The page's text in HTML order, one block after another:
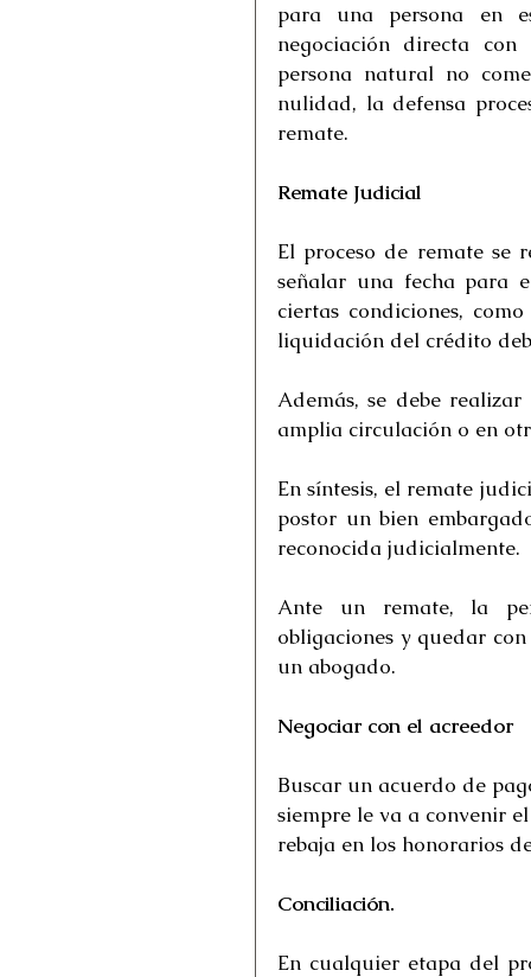
para una persona en
negociación directa
persona natural no
nulidad, la defensa
remate.
Remate Judicial
El proceso de remate se
señalar una fecha para
ciertas condiciones,
liquidación del crédito
Además, se debe
amplia circulación o en
En síntesis, el remate
postor un bien
reconocida judicialmente.
Ante un remate, la
obligaciones y quedar
un abogado.
Negociar con el acreedor
Buscar un acuerdo de
siempre le va a convenir
rebaja en los honorarios
Conciliación.
En cualquier etapa del